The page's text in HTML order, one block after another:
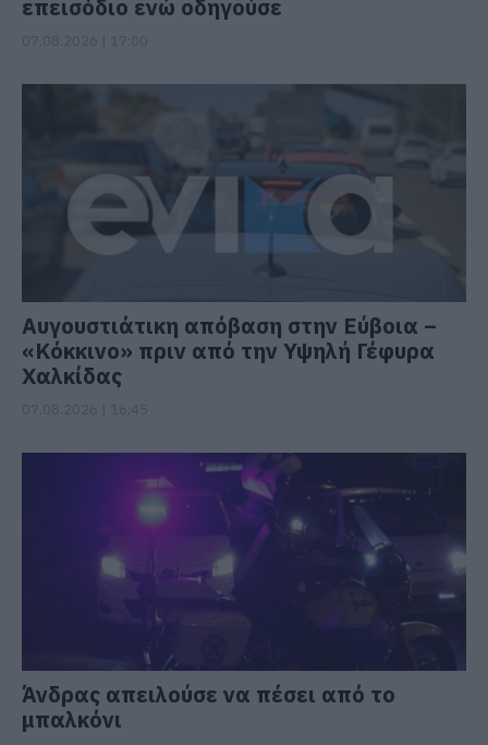
επεισόδιο ενώ οδηγούσε
Αυγουστιάτικη απόβαση στην Εύβοια –
«Κόκκινο» πριν από την Υψηλή Γέφυρα
Χαλκίδας
Άνδρας απειλούσε να πέσει από το
μπαλκόνι